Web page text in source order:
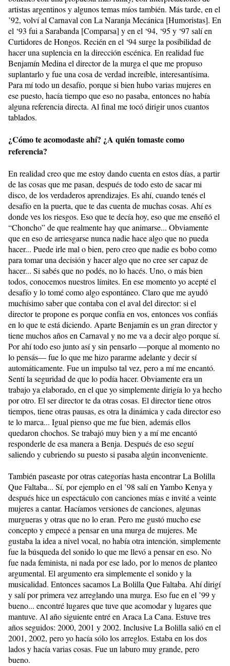
artistas argentinos y algunos temas míos también. Más tarde, en el
’92, volví al Carnaval con La Naranja Mecánica [Humoristas]. En
el ‘93 fui a Sarabanda [Comparsa] y en el ‘94, ‘95 y ‘97 salí en
Curtidores de Hongos. Recién en el ‘94 surge la posibilidad de
hacer una suplencia en la dirección escénica. En realidad fue
Benjamín Medina el director de la murga el que me propuso
suplantarlo y fue una cosa de verdad increíble, interesantísima.
Para mí todo un desafío, porque si bien hubo varias mujeres en
ese puesto, hacía tiempo que eso no pasaba, entonces no había
alguna referencia directa. Al final me tocó dirigir unos cuantos
tablados.
¿Cómo te acomodaste ahí? ¿A quién tomaste como
referencia?
En realidad creo que me estoy dando cuenta en estos días, a partir
de las cosas que me pasan, después de todo esto de sacar mi
disco, de los verdaderos aprendizajes. Es ahí, cuando tenés el
desafío en la puerta, que te das cuenta de muchas cosas. Ahí es
donde ves los riesgos. Eso que te decía hoy, eso que me enseñó el
“Choncho” de que realmente hay que animarse... Obviamente
que en eso de arriesgarse nunca nadie hace algo que no pueda
hacer... Puede irle mal o bien, pero creo que nadie es bobo como
para tomar una decisión y hacer algo que no cree ser capaz de
hacer... Si sabés que no podés, no lo hacés. Uno, o más bien
todos, conocemos nuestros límites. En ese momento yo acepté el
desafío y lo tomé como algo espontáneo. Claro que me ayudó
muchísimo saber que contaba con el aval del director: si el
director te propone es porque confía en vos, entonces vos confiás
en lo que te está diciendo. Aparte Benjamín es un gran director y
tiene muchos años en Carnaval y no me va a decir algo porque sí.
Por ahí todo eso junto así y sin pensarlo —porque al momento no
lo pensás— fue lo que me hizo pararme adelante y decir sí
automáticamente. Fue un impulso tal vez, pero a mí me encantó.
Sentí la seguridad de que lo podía hacer. Obviamente era un
trabajo ya elaborado, en el que yo simplemente dirigía lo ya hecho
por otro. El ser director te da otras cosas. El director tiene otros
tiempos, tiene otras pausas, es otra la dinámica y cada director eso
te lo marca... Igual pienso que me fue bien, además ellos
quedaron chochos. Se trabajó muy bien y a mí me encantó
responderle de esa manera a Benja. Después de eso seguí
saliendo y cubriendo su puesto si pasaba algún inconveniente.
También paseaste por otras categorías hasta encontrar La Bolilla
Que Faltaba... Sí, por ejemplo en el ’98 salí en Yambo Kenya y
después hice un espectáculo con canciones mías e invité a veinte
mujeres a cantar. Hacíamos versiones de canciones, algunas
murgueras y otras que no lo eran. Pero me gustó mucho ese
concepto y empecé a pensar en una murga de mujeres. Me
gustaba la idea a nivel vocal, no había otra intención, simplemente
fue la búsqueda del sonido lo que me llevó a pensar en eso. No
fue nada feminista, ni nada por ese lado, por lo menos de planteo
argumental. El argumento era simplemente el sonido y la
musicalidad. Entonces sacamos La Bolilla Que Faltaba. Ahí dirigí
y salí por primera vez arreglando una murga. Eso fue en el ’99 y
bueno... encontré lugares que tuve que acomodar y lugares que
mantuve. Al año siguiente entré en Araca La Cana. Estuve tres
años seguidos: 2000, 2001 y 2002. Inclusive La Bolilla salió en el
2001, 2002, pero yo hacía sólo los arreglos. Estaba en los dos
lados y hacía varias cosas. Fue un laburo muy grande, pero
bueno.